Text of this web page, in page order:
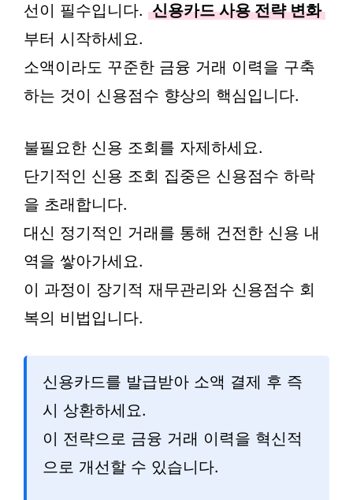
선이 필수입니다. 신용카드 사용 전략 변화
부터 시작하세요.
소액이라도 꾸준한 금융 거래 이력을 구축
하는 것이 신용점수 향상의 핵심입니다.
불필요한 신용 조회를 자제하세요.
단기적인 신용 조회 집중은 신용점수 하락
을 초래합니다.
대신 정기적인 거래를 통해 건전한 신용 내
역을 쌓아가세요.
이 과정이 장기적 재무관리와 신용점수 회
복의 비법입니다.
신용카드를 발급받아 소액 결제 후 즉
시 상환하세요.
이 전략으로 금융 거래 이력을 혁신적
으로 개선할 수 있습니다.